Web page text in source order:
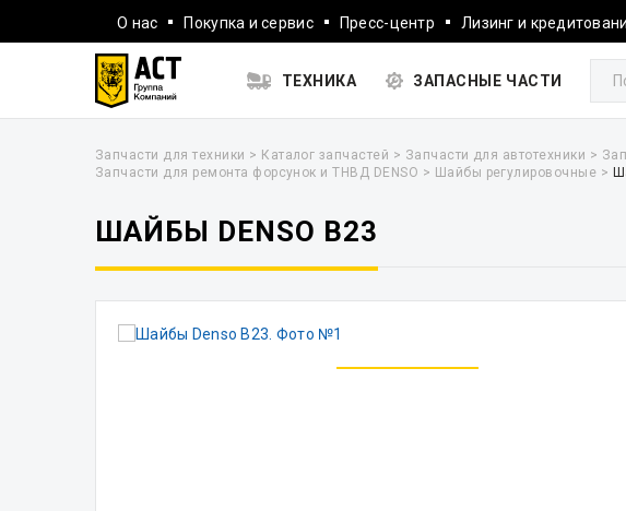
О нас Покупка и сервис Пресс-центр Лизинг и
ТЕХНИКА ЗАПАСНЫЕ ЧАСТИ
Запчасти для техники > Каталог запчастей > Запчасти для автотехники >
Запчасти для ремонта форсунок и ТНВД DENSO > Шайбы регулировочные >
ШАЙБЫ DENSO B23